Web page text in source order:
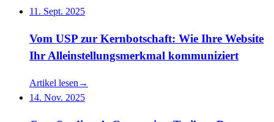
11. Sept. 2025
Vom USP zur Kernbotschaft: Wie Ihre Website
Ihr Alleinstellungsmerkmal kommuniziert
Artikel lesen →
14. Nov. 2025